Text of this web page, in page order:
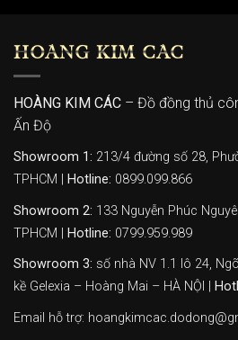
HOÀNG KIM CÁC
HOÀNG KIM CÁC – Đồ đồng thủ
Ấn Độ
Showroom 1: 213/4 đường số 28,
TPHCM |
Hotline: 0899.099.866
Showroom 2: 133 Nguyễn Phúc
TPHCM |
Hotline: 0799.959.989
Showroom 3: số nhà NV 1.1 lô 24,
kề Gelexia – Hoàng Mai – HÀ NỘI |
Email hỗ trợ: